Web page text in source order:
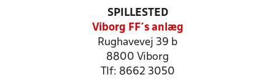
SPILLESTED
Viborg FF´s anlæg
Rughavevej 39 b
8800 Viborg
Tlf: 8662 3050